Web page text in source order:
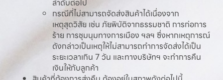
ลำดับต่อไป
กรณีที่ไม่สามารถจัดส่งสินค้าได้เนื่องจาก
เหตุสุดวิสัย เช่น ภัยพิบัติจากธรรมชาติ การก่อการ
ร้าย การชุมนุมทางการเมือง ฯลฯ ซึ่งหากเหตุการณ์
ดังกล่าวเป็นเหตุให้ไม่สามารถทำการจัดส่งได้เป็น
ระยะเวลาเกิน 7 วัน และทางบริษัทฯ จะทำการคืน
เงินให้กับลูกค้า